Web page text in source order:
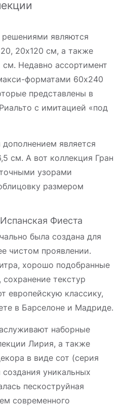
являются
20х120 см, а также
Недавно ассортимент
форматами 60х240
представлены в
с имитацией «под
является
см. А вот коллекция Гран
узорами
размером
Фиеста
была создана для
чистом проявлении.
хорошо подобранные
текстур
европейскую классику,
в Барселоне и Мадриде.
наборные
Лирия, а также
в виде сот (серия
уникальных
пескоструйная
современного